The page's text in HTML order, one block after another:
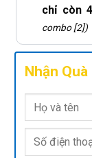
chỉ còn
combo [2])
Nhận